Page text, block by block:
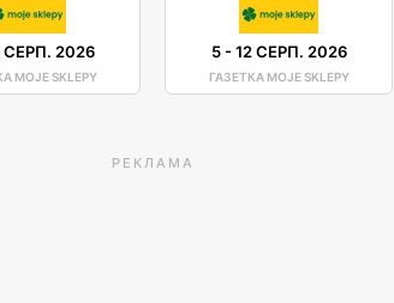
СЕРП. 2026
MOJE SKLEPY
5-12 СЕРП. 2026
ГАЗЕТКА MOJE SKLEPY
РЕКЛАМА